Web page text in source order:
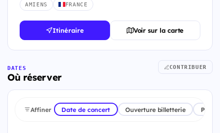
AMIENS FRANCE
Itinéraire Voir sur la carte
DATES
Où réserver
CONTRIBUER
Affiner Date de concert Ouverture billetterie